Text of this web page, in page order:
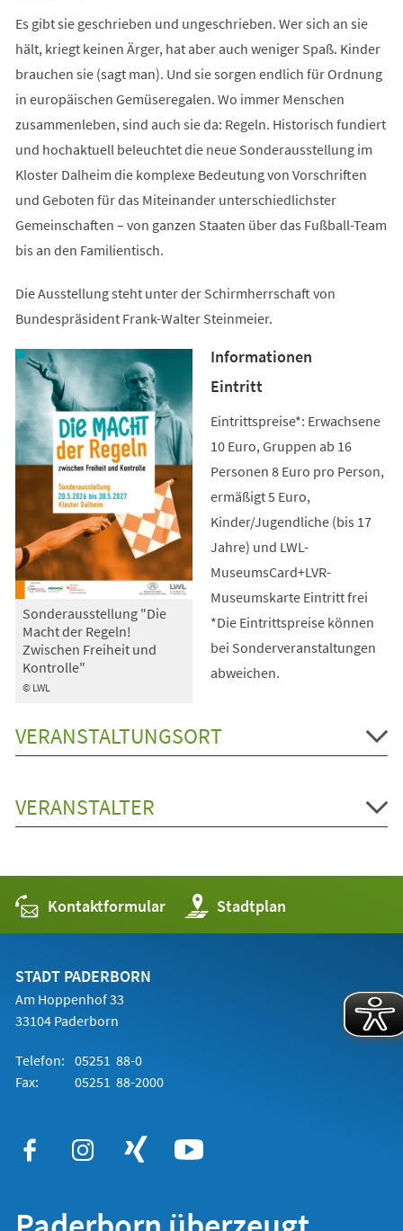
Es gibt sie geschrieben und ungeschrieben. Wer sich an sie
hält, kriegt keinen Ärger, hat aber auch weniger Spaß. Kinder
brauchen sie (sagt man). Und sie sorgen endlich für Ordnung
in europäischen Gemüseregalen. Wo immer Menschen
zusammenleben, sind auch sie da: Regeln. Historisch fundiert
und hochaktuell beleuchtet die neue Sonderausstellung im
Kloster Dalheim die komplexe Bedeutung von Vorschriften
und Geboten für das Miteinander unterschiedlichster
Gemeinschaften – von ganzen Staaten über das Fußball-Team
bis an den Familientisch.
Die Ausstellung steht unter der Schirmherrschaft von
Bundespräsident Frank-Walter Steinmeier.
© LWL
Sonderausstellung "Die
Macht der Regeln!
Zwischen Freiheit und
Kontrolle"
Informationen
Eintritt
Eintrittspreise*: Erwachsene
10 Euro, Gruppen ab 16
Personen 8 Euro pro Person,
ermäßigt 5 Euro,
Kinder/Jugendliche (bis 17
Jahre) und LWL-
MuseumsCard+LVR-
Museumskarte Eintritt frei
*Die Eintrittspreise können
bei Sonderveranstaltungen
abweichen.
VERANSTALTUNGSORT
VERANSTALTER
Kontaktformular Stadtplan
(Öffnet
in
einem
STADT PADERBORN
Am Hoppenhof 33
33104 Paderborn
Telefon: 05251 88-0
Fax:
05251 88-2000